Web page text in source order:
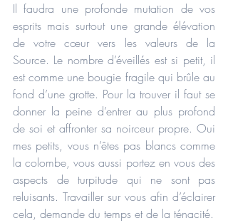
Il faudra une profonde mutation de vos
esprits mais surtout une grande élévation
de votre cœur vers les valeurs de la
Source. Le nombre d’éveillés est si petit, il
est comme une bougie fragile qui brûle au
fond d’une grotte. Pour la trouver il faut se
donner la peine d’entrer au plus profond
de soi et affronter sa noirceur propre. Oui
mes petits, vous n’êtes pas blancs comme
la colombe, vous aussi portez en vous des
aspects de turpitude qui ne sont pas
reluisants. Travailler sur vous afin d’éclairer
cela, demande du temps et de la ténacité.